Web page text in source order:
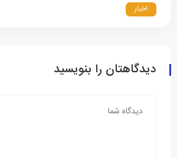
اخبار
دیدگاهتان را بنویسید